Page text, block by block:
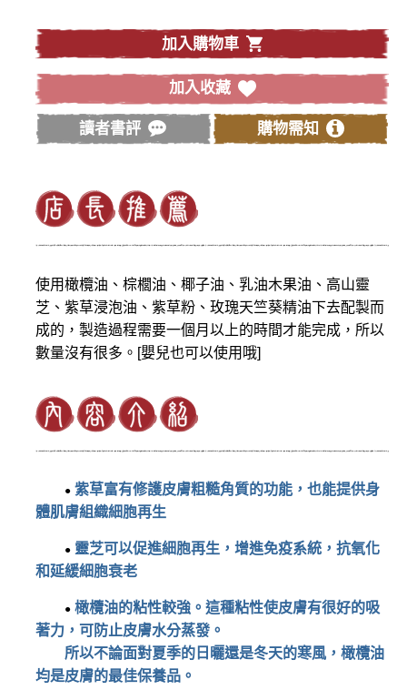
加入購物車
加入收藏
讀者書評 購物需知
使用橄欖油、棕櫚油、椰子油、乳油木果油、高山靈
芝、紫草浸泡油、紫草粉、玫瑰天竺葵精油下去配製而
成的，製造過程需要一個月以上的時間才能完成，所以
數量沒有很多。[嬰兒也可以使用哦]
● 紫草富有修護皮膚粗糙角質的功能，也能提供身
體肌膚組織細胞再生
● 靈芝可以促進細胞再生，增進免疫系統，抗氧化
和延緩細胞衰老
● 橄欖油的粘性較強。這種粘性使皮膚有很好的吸
著力，可防止皮膚水分蒸發。
所以不論面對夏季的日曬還是冬天的寒風，橄欖油
均是皮膚的最佳保養品。